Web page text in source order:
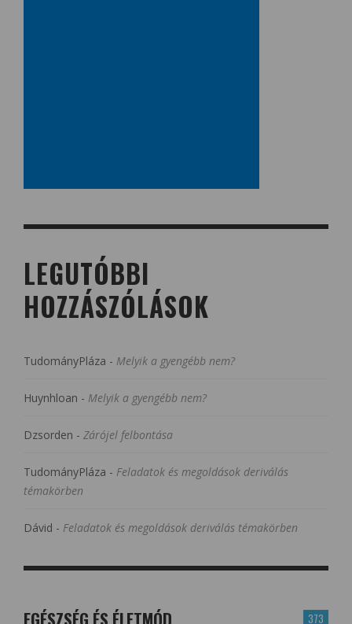
LEGUTÓBBI
HOZZÁSZÓLÁSOK
TudományPláza - Melyik a gyengébb nem?
Huynhloan - Melyik a gyengébb nem?
Dzsorden - Zárójel felbontása
TudományPláza - Feladatok és megoldások deriválás
témakörben
Dávid - Feladatok és megoldások deriválás témakörben
373
EGÉSZSÉG ÉS ÉLETMÓD